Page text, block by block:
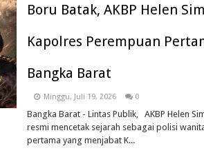
Boru Batak, AKBP Helen
Kapolres Perempuan
Bangka Barat
Minggu, Juli 19, 2026 0
Bangka Barat - Lintas Publik, AKBP Helen
resmi mencetak sejarah sebagai polisi
pertama yang menjabat K...